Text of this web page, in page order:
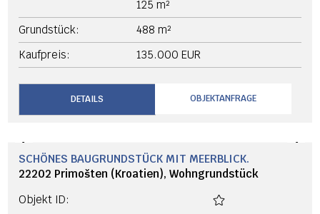
DETAILS
‹